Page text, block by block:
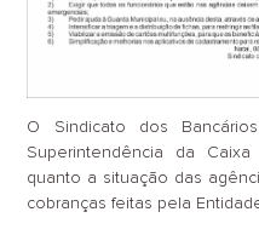
O Sindicato dos
Superintendência da
quanto a situação das
cobranças feitas pela